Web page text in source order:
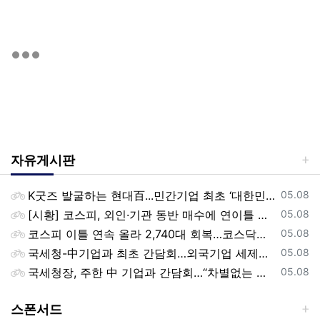
자유게시판
등록일
05.08
K굿즈 발굴하는 현대百...민간기업 최초 ‘대한민국 관광공모전’ 후원
등록일
05.08
[시황] 코스피, 외인·기관 동반 매수에 연이틀 상승…2745.05 마감
등록일
05.08
코스피 이틀 연속 올라 2,740대 회복…코스닥은 강보합(종합)
등록일
05.08
국세청-中기업과 최초 간담회…외국기업 세제혜택 등 논의
등록일
05.08
국세청장, 주한 中 기업과 간담회…“차별없는 공정과세 약속”
스폰서드